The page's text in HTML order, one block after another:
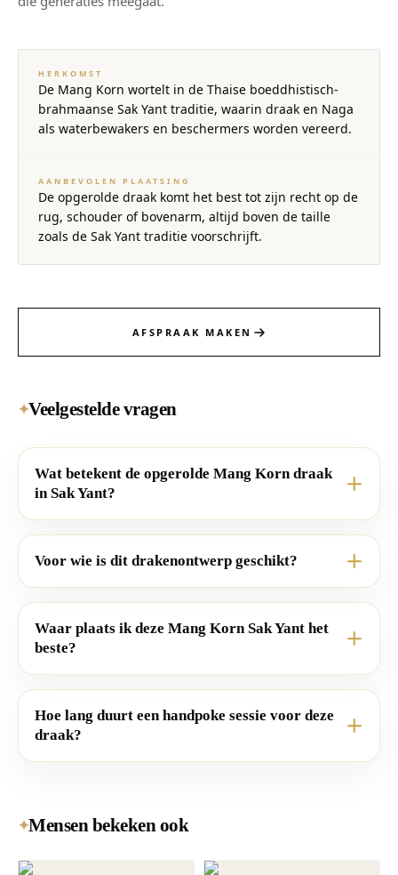
HERKOMST
De Mang Korn wortelt in de Thaise boeddhistisch-
brahmaanse Sak Yant traditie, waarin draak en Naga
als waterbewakers en beschermers worden vereerd.
AANBEVOLEN PLAATSING
De opgerolde draak komt het best tot zijn recht op de
rug, schouder of bovenarm, altijd boven de taille
zoals de Sak Yant traditie voorschrijft.
AFSPRAAK MAKEN
✦Veelgestelde vragen
Wat betekent de opgerolde Mang Korn draak
in Sak Yant?
Voor wie is dit drakenontwerp geschikt?
Waar plaats ik deze Mang Korn Sak Yant het
beste?
Hoe lang duurt een handpoke sessie voor deze
draak?
✦Mensen bekeken ook